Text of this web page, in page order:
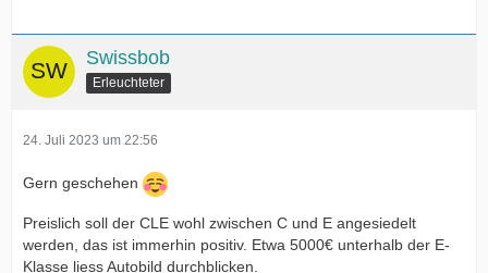
Swissbob
Erleuchteter
24. Juli 2023 um 22:56
Gern geschehen
Preislich soll der CLE wohl zwischen C und E angesiedelt
werden, das ist immerhin positiv. Etwa 5000€ unterhalb der E-
Klasse liess Autobild durchblicken.